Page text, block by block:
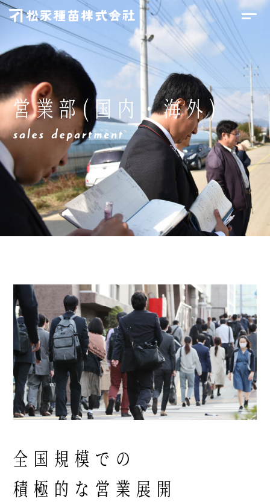
営業部(国内・海外)
全国規模での
積極的な営業展開